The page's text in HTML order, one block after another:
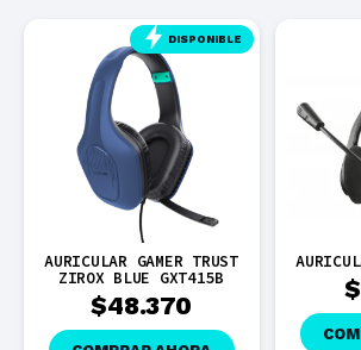
GAMER TRUST
GXT415B
AURICULAR TRUST
$
COMPRAR AHORA